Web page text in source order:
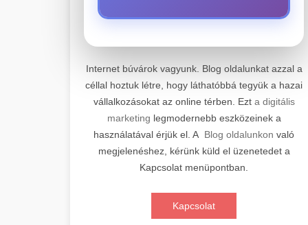
+
Professzionális elektromos roller
javítási és karbantartási szolgáltatások.
Szakértő technikusaink minőségi
szervízt nyújtanak minden jelentős
márkához és modellhez.
Szervizközpont Látogatása
📊 2. Online Marketing
Ügynökség
+
Átfogó online marketing
szolgáltatások, beleértve a SEO-t,
közösségi média kezelést és digitális
hirdetéseket. Növekedés elérése
Elektromos Roller
Internet búvárok vagyunk. Blog oldalunkat azzal a
céllal hoztuk létre, hogy láthatóbbá tegyük a hazai
vállalkozásokat az online térben. Ezt a digitális
marketing legmodernebb eszközeinek a
használatával érjük el. A Blog oldalunkon való
megjelenéshez, kérünk küld el üzenetedet a
Kapcsolat menüpontban.
Kapcsolat